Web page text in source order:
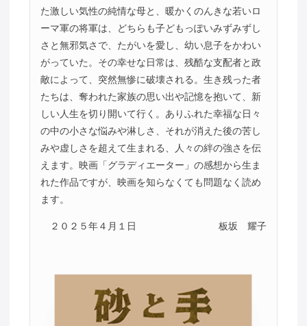
た激しい気性の純情な母と、暖かくのんきな若いロ
ーマ軍の将軍は、どちらも子どもっぽいみずみずし
さと無邪気さで、たがいを愛し、幼い息子をかわい
がっていた。その幸せな日常は、残酷な支配者と政
敵によって、突然無惨に破壊される。生き残った者
たちは、奪われた家族の思い出や記憶を抱いて、新
しい人生を切り開いて行く。ありふれた幸福な日々
の中の小さな悩みや淋しさ、それが消えた後の苦し
みや虚しさを超えて生まれる、人々の絆の強さを伝
えます。映画「グラディエーター」の感想から生ま
れた作品ですが、映画を知らなくても問題なく読め
ます。
２０２５年４月１日 板坂 耀子